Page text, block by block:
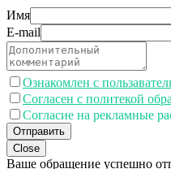
Имя
E-mail
Ознакомлен с
Согласен с политекой
Согласие на рекламные
Отправить
Close
Ваше обращение успешно